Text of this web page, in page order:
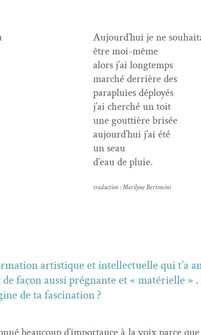
Aujourd’hui je ne
être moi-même
alors j’ai longtemps
marché der­rière des
para­pluies déployés
j’ai cher­ché un toit
une gout­tière brisée
aujourd’hui j’ai été
un seau
d’eau de pluie.
tra­duc­tion : Mar­i­lyne Bertoncini
artis­tique et intel­lectuelle qui t’a
façon aus­si prég­nante et « matérielle
de ta fascination ?
beau­coup d’im­por­tance à la voix parce